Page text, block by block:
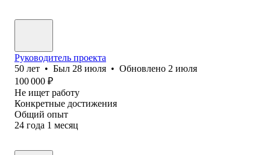
Руководитель проекта
50 лет • Был 28 июля • Обновлено 2 июля
100 000 ₽
Не ищет работу
Конкретные достижения
Общий опыт
24 года 1 месяц